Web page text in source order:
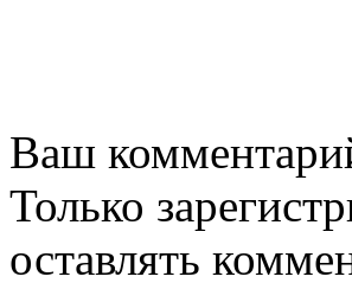
Ваш
Только
оставлять